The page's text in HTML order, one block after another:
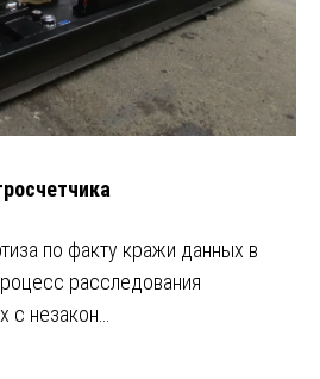
по факту кражи данных в
расследования
с незакон…